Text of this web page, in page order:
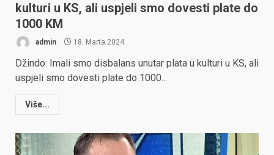
kulturi u KS, ali uspjeli smo dovesti plate do
1000 KM
admin 18. Marta 2024.
Džindo: Imali smo disbalans unutar plata u kulturi u KS, ali
uspjeli smo dovesti plate do 1000...
Više...